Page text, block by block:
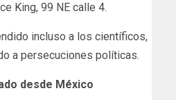
King, 99 NE calle 4.
incluso a los científicos,
a persecuciones políticas.
desde México